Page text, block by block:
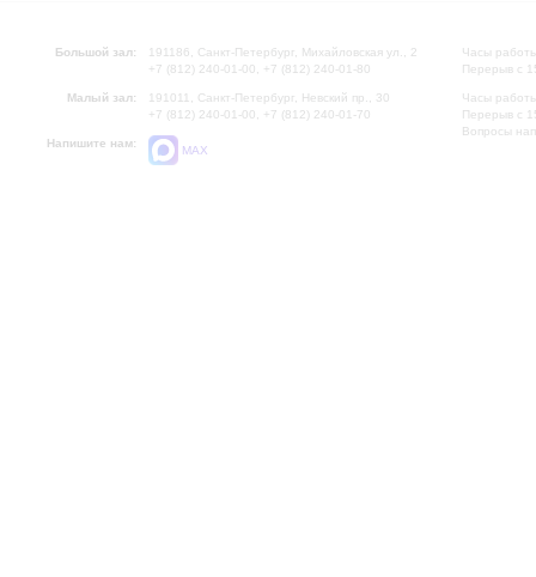
Большой зал:
191186, Санкт-Петербург, Михайловская ул., 2
+7 (812) 240-01-00, +7 (812) 240-01-80
Малый зал:
191011, Санкт-Петербург, Невский пр., 30
+7 (812) 240-01-00, +7 (812) 240-01-70
Напишите нам:
MAX
Часы
Перерыв с
Часы
Перерыв с
Вопросы